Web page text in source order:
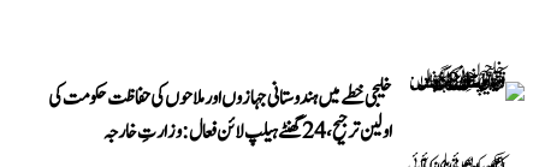
خلیجی خطے میں ہندوستانی جہازوں اور ملاحوں کی حفاظت حکومت کی
اولین ترجیح، 24 گھنٹے ہیلپ لائن فعال: وزارتِ خارجہ